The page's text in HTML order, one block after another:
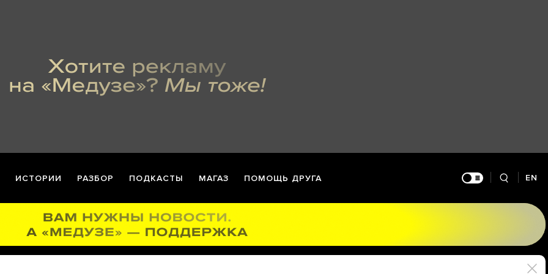
ИСТОРИИ РАЗБОР ПОДКАСТЫ МАГАЗ ПОМОЩЬ ДРУГА EN